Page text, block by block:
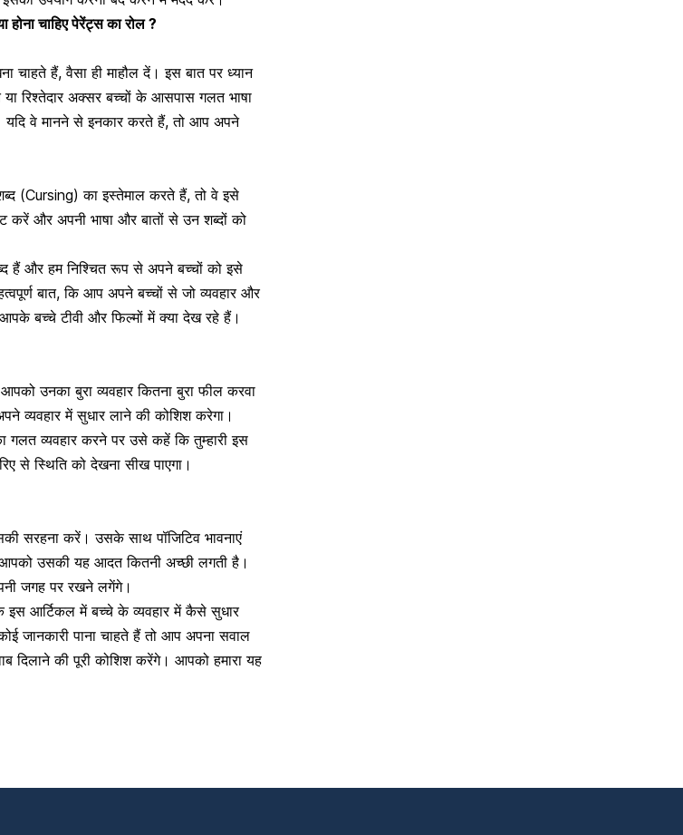
होना चाहिए पेरेंट्स का रोल ?
चाहते हैं, वैसा ही माहौल दें। इस बात पर ध्यान
रिश्तेदार अक्सरबच्चों के आसपास गलत भाषा
वे मानने से इनकार करते हैं, तो आप अपने
(Cursing) का इस्तेमाल करते हैं, तो वे इसे
करें और अपनी भाषा और बातों से उन शब्दों को
हैं और हम निश्चित रूप से अपने बच्चों को इसे
बात, कि आप अपने बच्चों से जो व्यवहार और
बच्चे टीवी और फिल्मों में क्या देख रहे हैं।
आपको उनकाबुरा व्यवहारकितना बुरा फील करवा
में सुधार लाने की कोशिश करेगा।
व्यवहार करने पर उसे कहें कि तुम्हारी इस
से स्थिति को देखना सीख पाएगा।
सरहना करें। उसके साथ पॉजिटिव भावनाएं
उसकी यह आदत कितनी अच्छी लगती है।
जगह पर रखने लगेंगे।
आर्टिकल में बच्चे के व्यवहार में कैसे सुधार
जानकारी पाना चाहते हैं तो आप अपना सवाल
की पूरी कोशिश करेंगे। आपको हमारा यह